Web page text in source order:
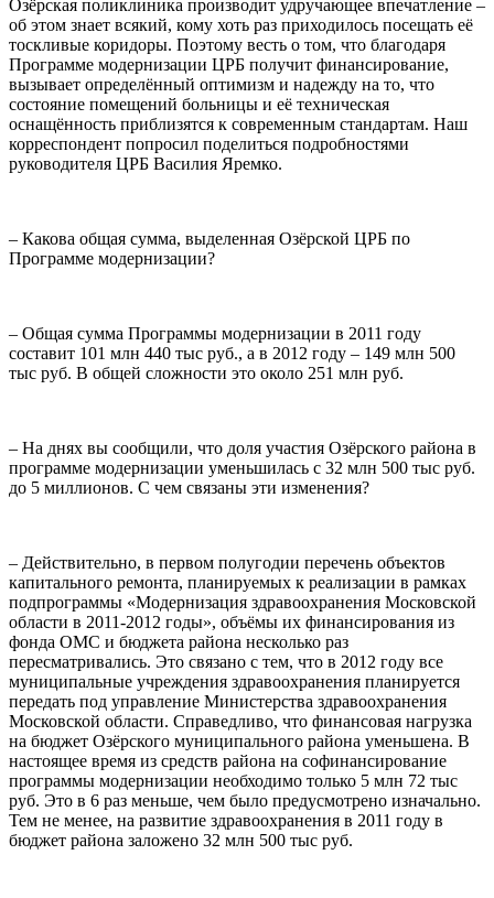
Озёрская поликлиника производит удручающее впечатление –
об этом знает всякий, кому хоть раз приходилось посещать её
тоскливые коридоры. Поэтому весть о том, что благодаря
Программе модернизации ЦРБ получит финансирование,
вызывает определённый оптимизм и надежду на то, что
состояние помещений больницы и её техническая
оснащённость приблизятся к современным стандартам. Наш
корреспондент попросил поделиться подробностями
руководителя ЦРБ Василия Яремко.
– Какова общая сумма, выделенная Озёрской ЦРБ по
Программе модернизации?
– Общая сумма Программы модернизации в 2011 году
составит 101 млн 440 тыс руб., а в 2012 году – 149 млн 500
тыс руб. В общей сложности это около 251 млн руб.
– На днях вы сообщили, что доля участия Озёрского района в
программе модернизации уменьшилась с 32 млн 500 тыс руб.
до 5 миллионов. С чем связаны эти изменения?
– Действительно, в первом полугодии перечень объектов
капитального ремонта, планируемых к реализации в рамках
подпрограммы «Модернизация здравоохранения Московской
области в 2011-2012 годы», объёмы их финансирования из
фонда ОМС и бюджета района несколько раз
пересматривались. Это связано с тем, что в 2012 году все
муниципальные учреждения здравоохранения планируется
передать под управление Министерства здравоохранения
Московской области. Справедливо, что финансовая нагрузка
на бюджет Озёрского муниципального района уменьшена. В
настоящее время из средств района на софинансирование
программы модернизации необходимо только 5 млн 72 тыс
руб. Это в 6 раз меньше, чем было предусмотрено изначально.
Тем не менее, на развитие здравоохранения в 2011 году в
бюджет района заложено 32 млн 500 тыс руб.